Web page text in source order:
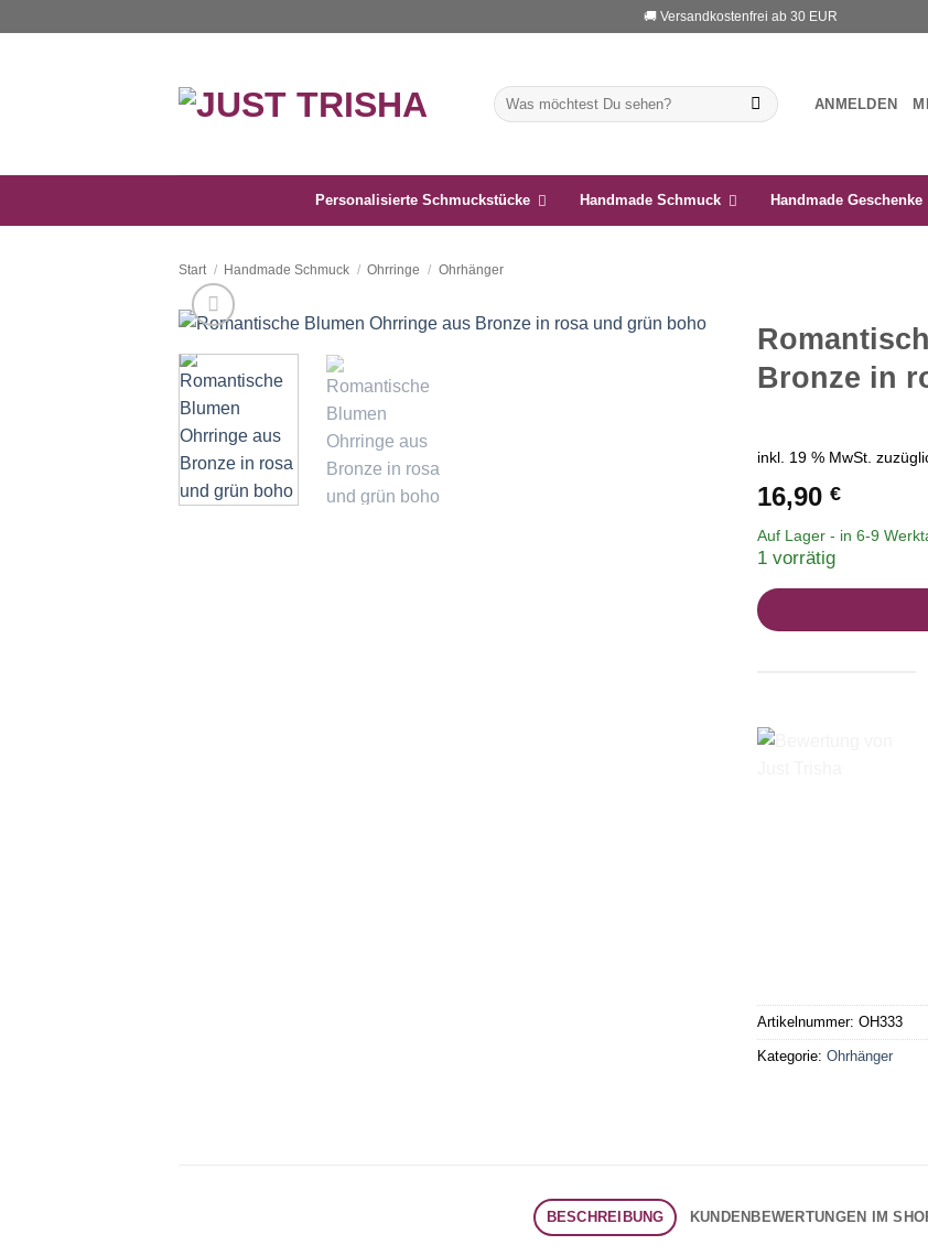
🚚 Versandkostenfrei ab 30 EUR
Suchen
nach:
ANMELDEN
Personalisierte Schmuckstücke Handmade Schmuck Handmade Geschenke
Start / Handmade Schmuck / Ohrringe / Ohrhänger
Bronze in
inkl. 19 % MwSt.
16,90 €
Auf Lager - in 6-9
1 vorrätig
Artikelnummer: OH333
Kategorie: Ohrhänger
BESCHREIBUNG KUNDENBEWERTUNGEN IM